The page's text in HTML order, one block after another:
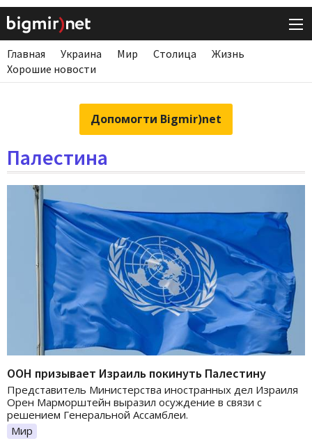
Главная Украина Мир Столица
Жизнь
Хорошие новости
Допомогти Bigmir)net
Палестина
ООН призывает Израиль покинуть Палестину
​Представитель Министерства иностранных дел Израиля
Орен Марморштейн выразил осуждение в связи с
решением Генеральной Ассамблеи.
Мир